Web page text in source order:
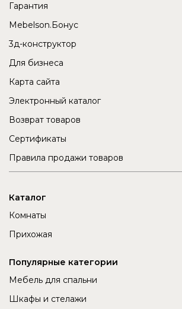
Гарантия
Mebelson.Бонус
3д-конструктор
Для бизнеса
Карта сайта
Электронный каталог
Возврат товаров
Сертификаты
Правила продажи товаров
Каталог
Комнаты
Прихожая
Популярные категории
Мебель для спальни
Шкафы и стелажи